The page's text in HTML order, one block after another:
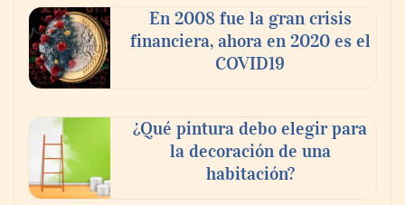
Ricardo Palacio EscobarEn 2008 fue la gran crisis
financiera, ahora en 2020 es el
COVID19
¿Qué pintura debo elegir para
la decoración de una
habitación?